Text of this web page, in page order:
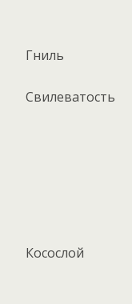
Гниль
Свилеватость
Косослой